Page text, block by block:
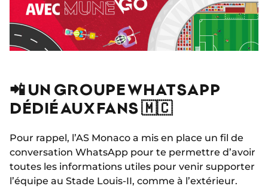
📲 UN GROUPE WHATSAPP
DÉDIÉ AUX FANS 🇲🇨
Pour rappel, l’AS Monaco a mis en place un fil de
conversation WhatsApp pour te permettre d’avoir
toutes les informations utiles pour venir supporter
l’équipe au Stade Louis-II, comme à l’extérieur.